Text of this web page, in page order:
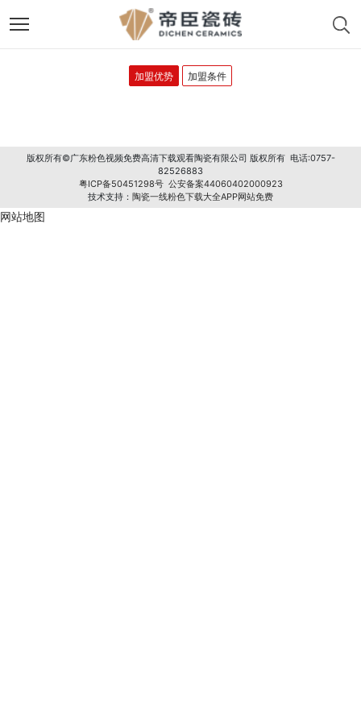
加盟优势 加盟条件
版权所有©广东粉色视频免费高清下载观看陶瓷有限公司 版权所有 电话:0757-
82526883
粤ICP备50451298号 公安备案44060402000923
技术支持： 陶瓷一线粉色下载大全APP网站免费
网站地图